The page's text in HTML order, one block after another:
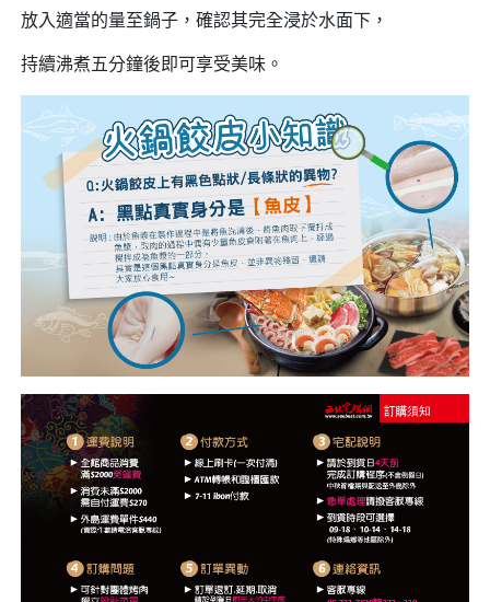
放入適當的量至鍋子，確認其完全浸於水面下，
持續沸煮五分鐘後即可享受美味。